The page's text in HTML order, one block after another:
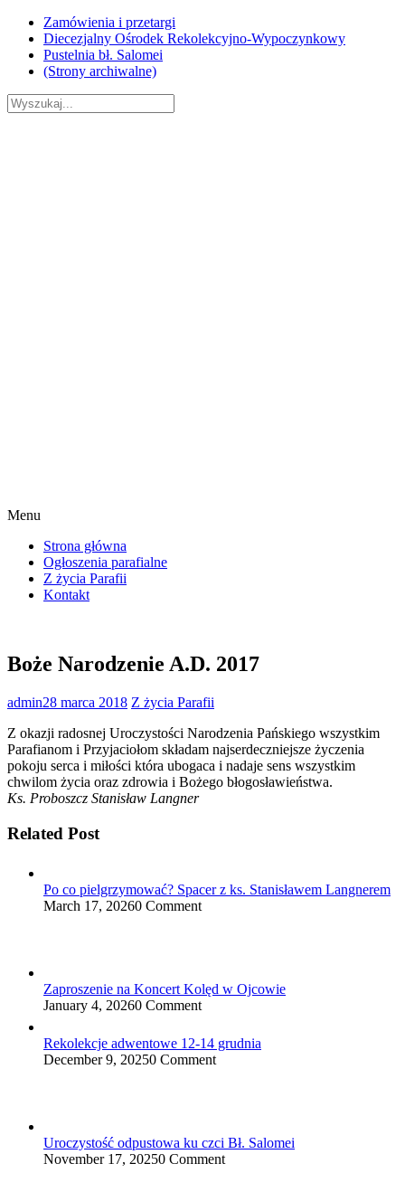
Skip
content
Zamówienia i przetargi
Diecezjalny Ośrodek Rekolekcyjno-Wypoczynkowy
Pustelnia bł. Salomei
(Strony archiwalne)
Menu
Strona główna
Ogłoszenia parafialne
Z życia Parafii
Kontakt
Boże Narodzenie A.D. 2017
admin28 marca 2018 Z życia Parafii
Z okazji radosnej Uroczystości Narodzenia Pańskiego wszystkim
Parafianom i Przyjaciołom składam najserdeczniejsze życzenia
pokoju serca i miłości która ubogaca i nadaje sens wszystkim
chwilom życia oraz zdrowia i Bożego błogosławieństwa.
Ks. Proboszcz Stanisław Langner
Related Post
Po co pielgrzymować? Spacer z ks. Stanisławem Langnerem
March 17, 20260 Comment
Zaproszenie na Koncert Kolęd w Ojcowie
January 4, 20260 Comment
Rekolekcje adwentowe 12-14 grudnia
December 9, 20250 Comment
Uroczystość odpustowa ku czci Bł. Salomei
November 17, 20250 Comment